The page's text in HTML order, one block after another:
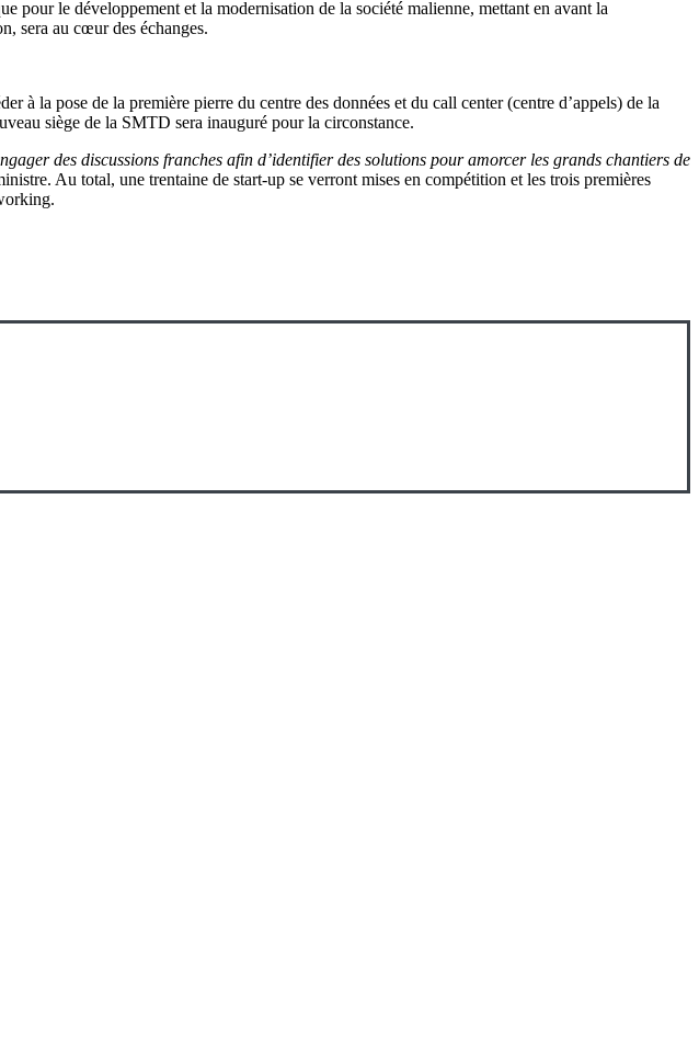
pour le développement et la modernisation de la société malienne, mettant en avant la
sera au cœur des échanges.
la pose de la première pierre du centre des données et du call center (centre d’appels) de la
siège de la SMTD sera inauguré pour la circonstance.
des discussions franches afin d’identifier des solutions pour amorcer les grands chantiers de
Au total, une trentaine de start-up se verront mises en compétition et les trois premières